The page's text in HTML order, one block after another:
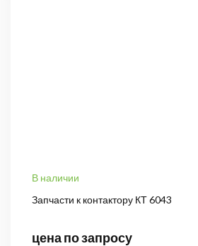
В наличии
Запчасти к контактору КТ 6043
цена по запросу